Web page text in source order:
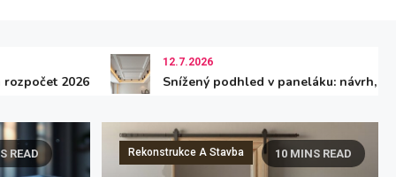
12.7.2026
Snížený podhled v paneláku: návrh, montáž a
READ
READ Rekonstrukce A Stavba 10 MINS READ